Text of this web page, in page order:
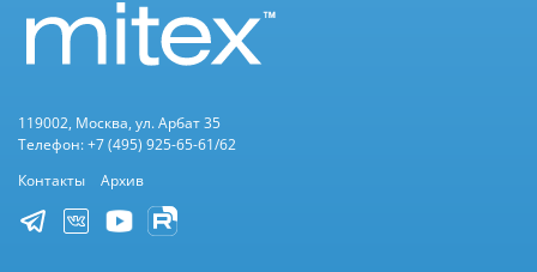
119002, Москва, ул. Арбат 35
Телефон: +7 (495) 925-65-61/62
Контакты
Архив